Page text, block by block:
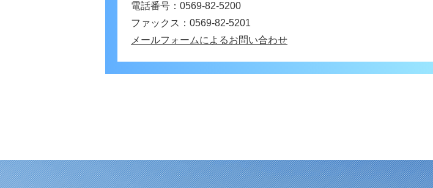
電話番号：0569-82-5200
ファックス：0569-82-5201
メールフォームによるお問い合わせ